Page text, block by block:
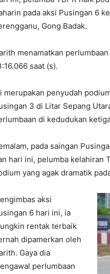
pada aksi Pusingan 6
Gong Badak.
menamatkan
saat (s).
merupakan penyudah
3 di Litar Sepang
di kedudukan
pada saingan
hari ini, pelumba kelahiran
yang agak dramatik
aksi
6 hari ini, ia
rentak terbaik
dipamerkan oleh
Gaya dia
perlumbaan